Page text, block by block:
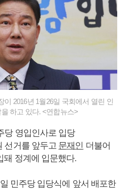
이 2016년 1월26일 국회에서 열린 인
하고 있다. <연합뉴스>
당 영입인사로 입당
선거를 앞두고 문재인 더불어
돼 정계에 입문했다.
민주당 입당식에 앞서 배포한